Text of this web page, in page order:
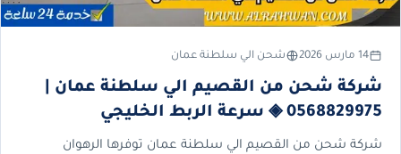
14 مارس 2026 شحن الي سلطنة عمان
شركة شحن من القصيم الي سلطنة عمان |
0568829975 ◈ سرعة الربط الخليجي
شركة شحن من القصيم الي سلطنة عمان توفرها الرهوان